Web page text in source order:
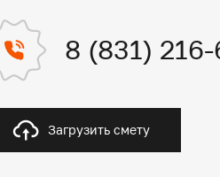
8 (831)
Загрузить смету